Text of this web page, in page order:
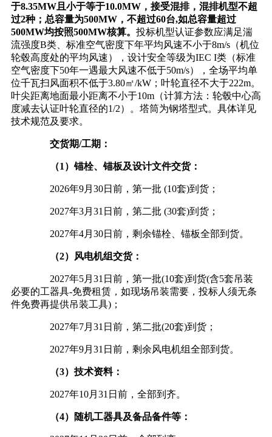
于8.35MW且小于等于10.0MW，接受混排，混排机型不超
过2种；总容量为500MW，不超过60台,如总容量超过
500MW均按照500MW核算。 投标机型认证参数应满足湍
流强度B类、标准空气密度下年平均风速不小于8m/s（机位
轮毂高度处的平均风速），设计安全等级为IEC I类（标准
空气密度下50年一遇最大风速不低于50m/s），全场平均单
位千瓦扫风面积不低于3.80㎡/kW；叶轮直径不大于222m。
叶尖距离地面最小距离不小于10m（计算方法：轮毂中心高
度减去认证叶轮直径的1/2）。塔筒为钢塔型式。具体详见
技术规范及要求。
交货期/工期：
（1）锚栓、锚板及设计文件交货：
2026年9月30日前，第一批 (10套)到货；
2027年3月31日前，第二批 (30套)到货；
2027年4月30日前，剩余锚栓、锚板全部到货。
（2）风电机组交货：
2027年5月31日前，第一批(10套)到货(含5套吊装
必要的工器具-免费租赁，如现场吊装需要，投标人须无条
件免费再提供吊装工具)；
2027年7月31日前，第二批(20套)到货；
2027年9月31日前，剩余风电机组全部到货。
（3）技术资料：
2027年10月31日前，全部到齐。
（4）随机工器具及备品备件等：